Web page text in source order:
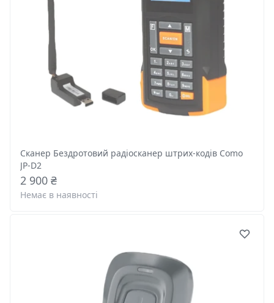
Сканер Бездротовий радіосканер штрих-кодів Como
JP-D2
2 900 ₴
Немає в наявності